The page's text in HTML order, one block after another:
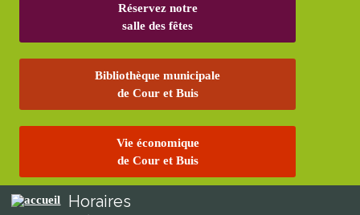
Réservez notre
salle des fêtes
Bibliothèque municipale
de Cour et Buis
Vie économique
de Cour et Buis
Horaires